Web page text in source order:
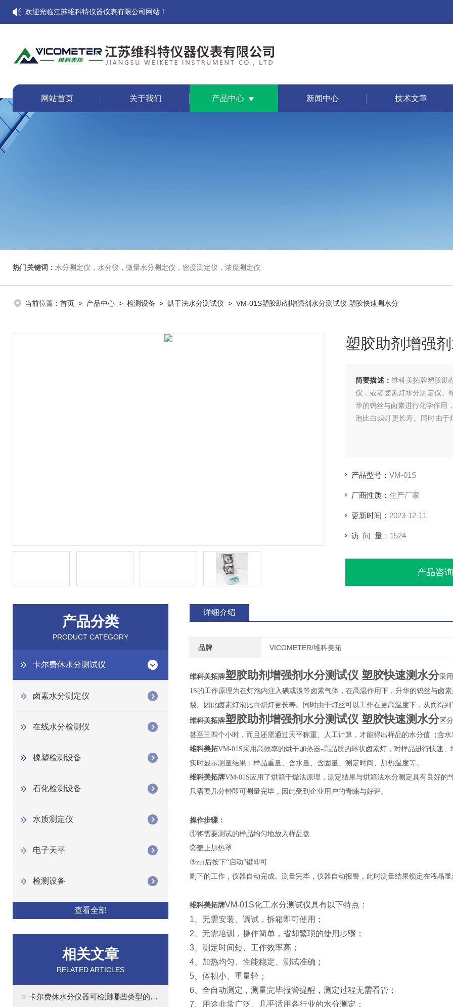
欢迎光临江苏维科特仪器仪表有限公司网站！
网站首页 关于我们 产品中心 新闻中心 技术文章
热门关键词： 水分测定仪，水分仪，微量水分测定仪，密度测定仪，浓度测定仪
当前位置： 首页 > 产品中心 > 检测设备 > 烘干法水分测试仪 > VM-01S塑胶助剂增强剂水分测试仪 塑胶快速测水分
塑胶助剂增强
简要描述：维科美拓牌塑胶助
仪，或者卤素灯水分测定仪。
华的钨丝与卤素进行化学作用
泡比白炽灯更长寿。同时由
产品型号： VM-01S
厂商性质： 生产厂家
更新时间： 2023-12-11
访 问 量： 1524
产品咨
产品分类
PRODUCT CATEGORY
卡尔费休水分测试仪
卤素水分测定仪
在线水分检测仪
橡塑检测设备
石化检测设备
水质测定仪
电子天平
检测设备
查看全部
相关文章
RELATED ARTICLES
卡尔费休水分仪器可检测哪些类型的样品？
详细介绍
品牌 VICOMETER/维科美拓
维科美拓牌塑胶助剂增强剂水分测试仪 塑胶快速测水分采
1S的工作原理为在灯泡内注入碘或溴等卤素气体，在高温作用下，升华的钨丝与
裂。因此卤素灯泡比白炽灯更长寿。同时由于灯丝可以工作在更高温度下，从而得
维科美拓牌塑胶助剂增强剂水分测试仪 塑胶快速测水分 区
甚至三四个小时，而且还需通过天平称重、人工计算，才能得出样品的水分值（含
维科美拓VM-01S采用高效率的烘干加热器-高品质的环状卤素灯，对样品进行快速
实时显示测量结果：样品重量、含水量、含固量、测定时间、加热温度等。
维科美拓牌VM-01S应用了烘箱干燥法原理，测定结果与烘箱法水分测定具有良好
只需要几分钟即可测量完毕，因此受到企业用户的青睐与好评。
操作步骤：
①将需要测试的样品均匀地放入样品盘
②盖上加热罩
③zui后按下“启动”键即可
剩下的工作，仪器自动完成。测量完毕，仪器自动报警，此时测量结果锁定在液晶
维科美拓牌VM-01S化工水分测试仪具有以下特点：
1、无需安装、调试，拆箱即可使用；
2、无需培训，操作简单，省却繁琐的使用步骤；
3、测定时间短、工作效率高；
4、加热均匀、性能稳定、测试准确；
5、体积小、重量轻；
6、全自动测定，测量完毕报警提醒，测定过程无需看管；
7、用途非常广泛、几乎适用各行业的水分测定；